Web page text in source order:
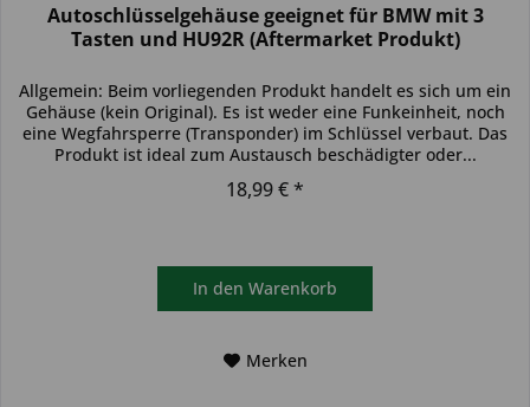
Autoschlüsselgehäuse geeignet für BMW mit 3
Tasten und HU92R (Aftermarket Produkt)
Allgemein: Beim vorliegenden Produkt handelt es sich um ein
Gehäuse (kein Original). Es ist weder eine Funkeinheit, noch
eine Wegfahrsperre (Transponder) im Schlüssel verbaut. Das
Produkt ist ideal zum Austausch beschädigter oder...
18,99 € *
In den Warenkorb
Merken